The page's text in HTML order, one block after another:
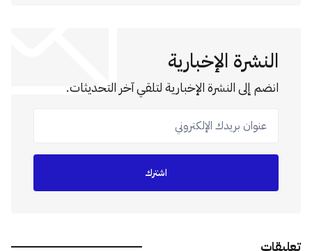
النشرة الإخبارية
انضم إلى النشرة الإخبارية لتلقي آخر التحديثات.
عنوان بريدك الإلكتروني
اشترك
تعليقات